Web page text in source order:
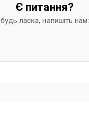
Є питання?
будь ласка, напишіть нам: